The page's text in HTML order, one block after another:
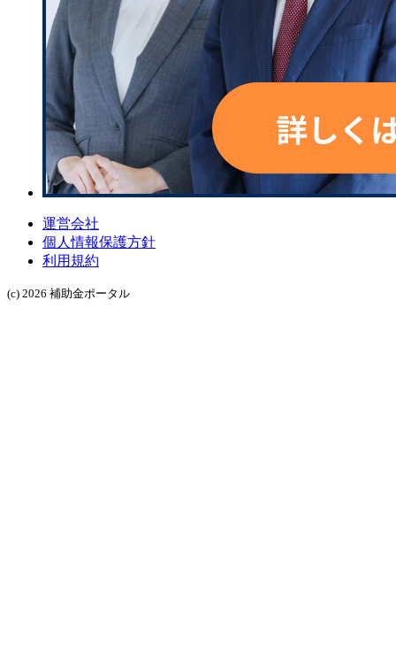
運営会社
個人情報保護方針
利用規約
(c) 2026 補助金ポータル